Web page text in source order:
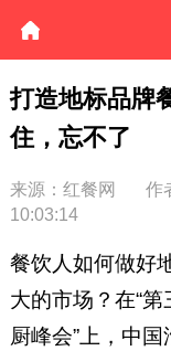
打造地标品牌
住，忘不了
来源：红餐网 作
10:03:14
餐饮人如何做好
大的市场？在“
厨峰会”上，中